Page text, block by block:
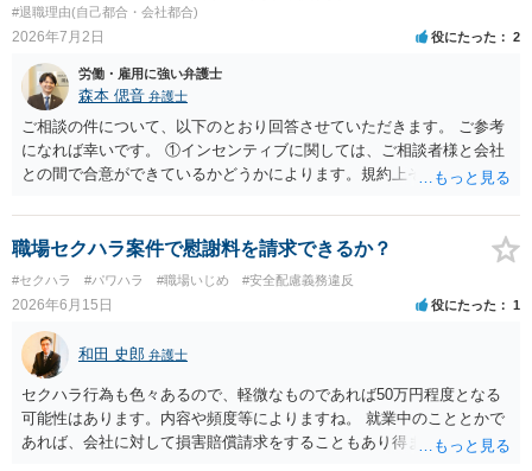
したかわかりませんが、会社がセクハラ認定しなかったからといっ
て、裁判所も認定しないとは限りません。具体的な証拠とそれで認定
しないようにして下さい。そういう報復的なことをしなければ名誉毀
損にはなりません。反訴は貴女が加害行為をしなければ、通常は起こ
されません。 ５ 裁判をして、和解すれば和解金が入ります。 勝訴
判決を得て確定すれば、判決認容額を払ってもらいます。任意に支払
わない場合には、給与や預貯金、不動産などの財産を差押えます。
難易度によって変わります。また、現在は弁護士報酬は自由化されて
いますので、依頼する弁護士によっても費用は変わってきます。
#退職理由(自己都合・会社都合)
2026年7月2日 役にたった 2
労働・雇用に強い弁護士
森本 偲音 弁護士
ご相談の件について、以下のとおり回答させていただきます。 ご参考
になれば幸いです。 ①インセンティブに関しては、ご相談者様と会社
との間で合意ができているかどうかによります。規約上そのような合
は口頭でも成立しますが、裁判等で争点となった場合には録音等の証
拠がない限り立証が困難となり、請求が認められない可能性がござい
ます。 ②未払給与に関しては労務を提供しているのにもかかわらず支
払われていない場合は、契約違反となりますので請求可能かと存じま
す。 ③休日・時間外労働については、休日・時間外労働があったこと
を示す証拠があるかまずは確認する必要があるかと存じます。 ④パワ
ハラ・セクハラに関しては、具体的な言動の内容によって判断が分か
れますので、録音データやLINEでのやり取り等を確認する必要がある
かと存じます。 ⑤退職勧奨については退職する意思がないのであれば
きっぱりと断ればよく、解雇については不当な解雇である場合には解
雇無効を争うなどの対応が考えられます。 回答としては以上になりま
職場セクハラ案件で慰謝料を請求できるか？
#セクハラ #パワハラ #職場いじめ #安全配慮義務違反
2026年6月15日 役にたった 1
和田 史郎 弁護士
セクハラ行為も色々あるので、軽微なものであれば50万円程度となる
可能性はあります。内容や頻度等によりますね。 就業中のこととかで
あれば、会社に対して損害賠償請求をすることもあり得ます。